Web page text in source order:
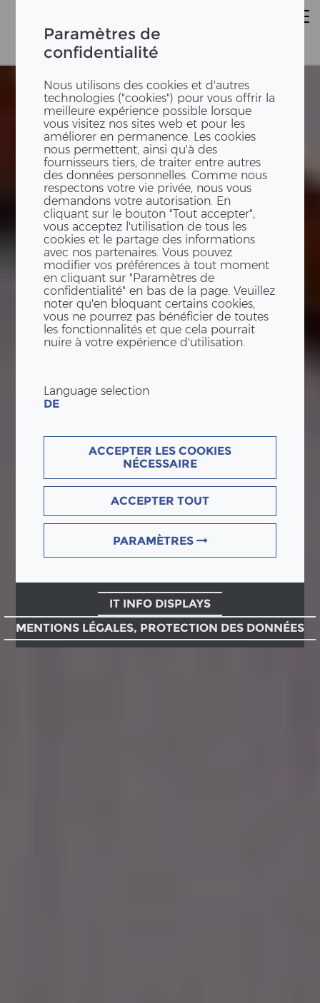
Paramètres de
confidentialité
Nous utilisons des cookies et d'autres
technologies ("cookies") pour vous offrir la
meilleure expérience possible lorsque
vous visitez nos sites web et pour les
améliorer en permanence. Les cookies
nous permettent, ainsi qu'à des
fournisseurs tiers, de traiter entre autres
des données personnelles. Comme nous
respectons votre vie privée, nous vous
demandons votre autorisation. En
cliquant sur le bouton "Tout accepter",
vous acceptez l'utilisation de tous les
cookies et le partage des informations
avec nos partenaires. Vous pouvez
modifier vos préférences à tout moment
en cliquant sur "Paramètres de
confidentialité" en bas de la page. Veuillez
noter qu'en bloquant certains cookies,
vous ne pourrez pas bénéficier de toutes
les fonctionnalités et que cela pourrait
nuire à votre expérience d'utilisation.
Language selection
DE
ACCEPTER LES COOKIES
NÉCESSAIRE
ACCEPTER TOUT
PARAMÈTRES
IT INFO DISPLAYS
MENTIONS LÉGALES, PROTECTION DES DONNÉES